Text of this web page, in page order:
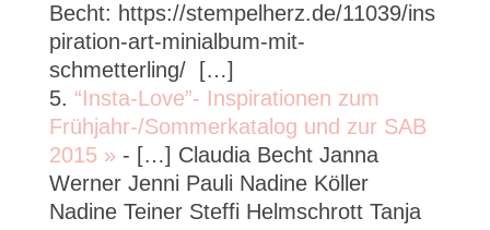
Becht: https://stempelherz.de/11039/ins
piration-art-minialbum-mit-
schmetterling/ […]
“Insta-Love”- Inspirationen zum
Frühjahr-/Sommerkatalog und zur SAB
2015 » - […] Claudia Becht Janna
Werner Jenni Pauli Nadine Köller
Nadine Teiner Steffi Helmschrott Tanja